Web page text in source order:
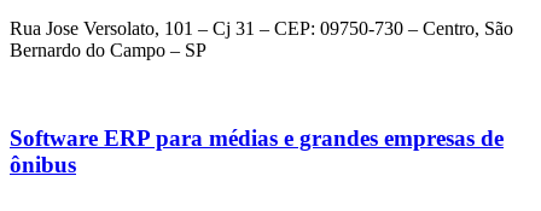
Rua Jose Versolato, 101 – Cj 31 – CEP: 09750-730 – Centro, São
Bernardo do Campo – SP
Software ERP para médias e grandes empresas de
ônibus